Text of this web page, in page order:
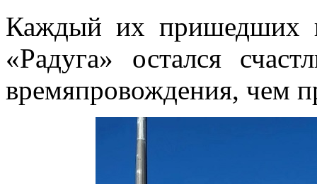
Каждый их пришедших
«Радуга» остался
времяпровождения, чем